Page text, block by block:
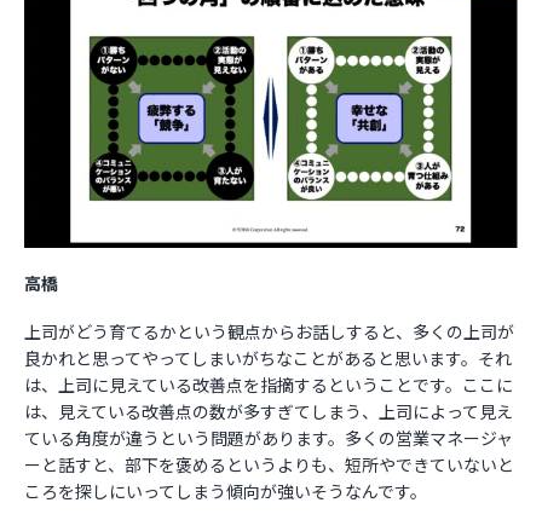
高橋
上司がどう育てるかという観点からお話しすると、多くの上司が
良かれと思ってやってしまいがちなことがあると思います。それ
は、上司に見えている改善点を指摘するということです。ここに
は、見えている改善点の数が多すぎてしまう、上司によって見え
ている角度が違うという問題があります。多くの営業マネージャ
ーと話すと、部下を褒めるというよりも、短所やできていないと
ころを探しにいってしまう傾向が強いそうなんです。